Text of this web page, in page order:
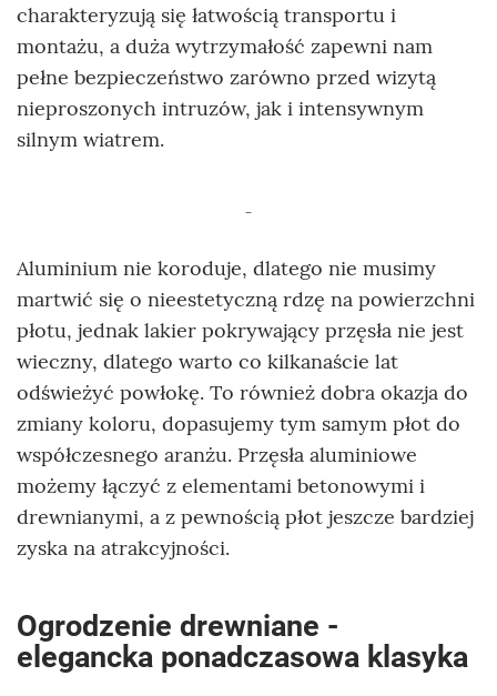
charakteryzują się łatwością transportu i
montażu, a duża wytrzymałość zapewni nam
pełne bezpieczeństwo zarówno przed wizytą
nieproszonych intruzów, jak i intensywnym
silnym wiatrem.
Aluminium nie koroduje, dlatego nie musimy
martwić się o nieestetyczną rdzę na powierzchni
płotu, jednak lakier pokrywający przęsła nie jest
wieczny, dlatego warto co kilkanaście lat
odświeżyć powłokę. To również dobra okazja do
zmiany koloru, dopasujemy tym samym płot do
współczesnego aranżu. Przęsła aluminiowe
możemy łączyć z elementami betonowymi i
drewnianymi, a z pewnością płot jeszcze bardziej
zyska na atrakcyjności.
Ogrodzenie drewniane -
elegancka ponadczasowa klasyka